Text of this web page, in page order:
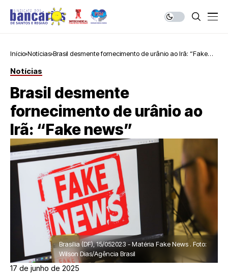
Início Notícias Brasil desmente fornecimento de urânio ao Irã: “Fake
Notícias
Brasil desmente
fornecimento de urânio ao
Irã: “Fake news”
Brasília (DF), 15/052023 - Matéria Fake News . Foto:
Wilson Dias/Agência Brasil
17 de junho de 2025